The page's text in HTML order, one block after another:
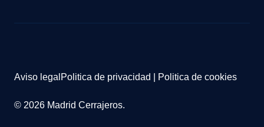
© 2026 Madrid Cerrajeros.
Aviso legal Politica de privacidad Politica de cookies